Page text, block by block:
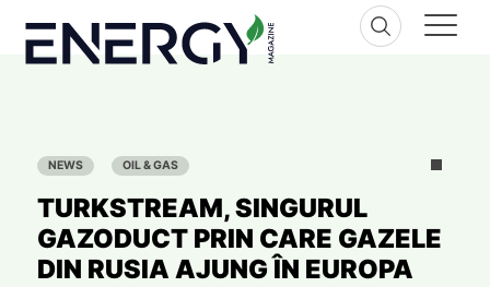
content
NEWS OIL & GAS
TURKSTREAM, SINGURUL
GAZODUCT PRIN CARE GAZELE
DIN RUSIA AJUNG ÎN EUROPA